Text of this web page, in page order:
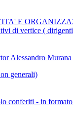
E
di vertice (
Alessandro Murana
generali)
conferiti - in